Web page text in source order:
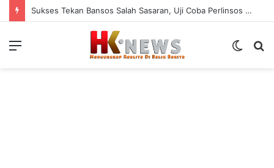
Sukses Tekan Bansos Salah Sasaran, Uji Coba Perlinsos Digital di Surabaya Hampir 100 Persen
Menu
Switch